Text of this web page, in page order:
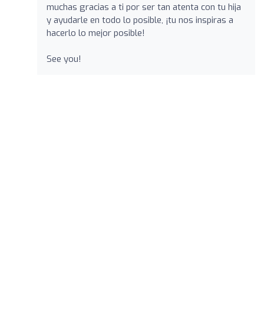
muchas gracias a ti por ser tan atenta con tu hija
y ayudarle en todo lo posible, ¡tu nos inspiras a
hacerlo lo mejor posible!
See you!